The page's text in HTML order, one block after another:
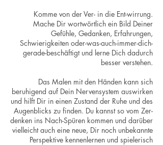
Komme von der Ver- in die Ent-wirrung.
Mache Dir wortwörtlich ein Bild Deiner
Gefühle, Gedanken, Erfahrungen,
Schwierigkeiten oder-was-auch-immer-dich-
gerade-beschäftigt und lerne Dich dadurch
besser verstehen.
Das Malen mit den Händen kann sich
beruhigend auf Dein Nervensystem auswirken
und hilft Dir in einen Zustand der Ruhe und des
Augenblicks zu finden. Du kannst so vom Zer-
denken ins Nach-Spüren kommen und darüber
vielleicht auch eine neue, Dir noch unbekannte
Perspektive kennenlernen und spielerisch